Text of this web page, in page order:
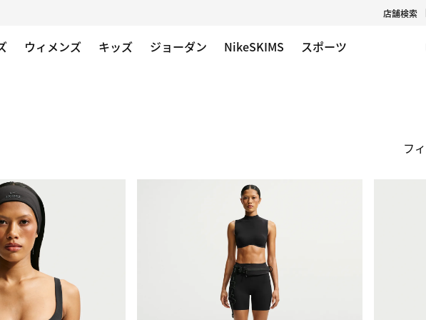
店舗検索
ウィメンズ キッズ ジョーダン NikeSKIMS スポーツ
フ